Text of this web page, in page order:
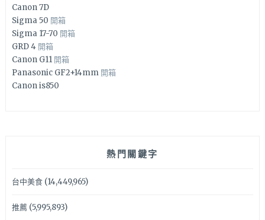
Canon 7D
Sigma 50 開箱
Sigma 17-70 開箱
GRD 4 開箱
Canon G11 開箱
Panasonic GF2+14mm 開箱
Canon is850
熱門關鍵字
台中美食(14,449,965)
推薦(5,995,893)